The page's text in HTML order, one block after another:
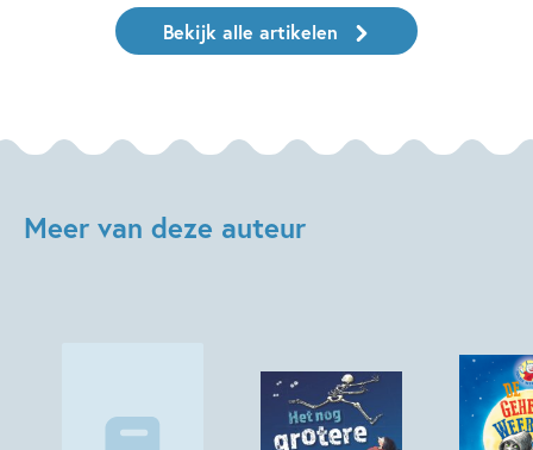
Bekijk alle artikelen
Meer van deze auteur